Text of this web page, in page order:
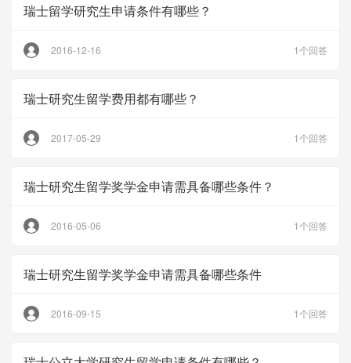
瑞士留学研究生申请条件有哪些？
2016-12-16 1个回答
瑞士研究生留学费用都有哪些？
2017-05-29 1个回答
瑞士研究生留学奖学金申请需具备哪些条件？
2016-05-06 1个回答
瑞士研究生留学奖学金申请需具备哪些条件
2016-09-15 1个回答